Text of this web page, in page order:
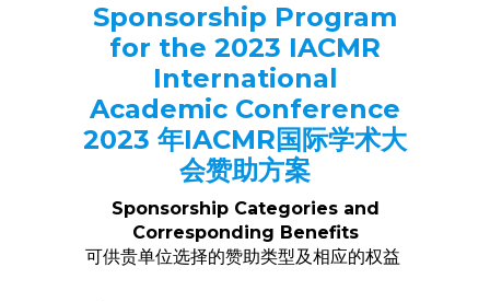
Sponsorship Program
for the 2023 IACMR
International
Academic Conference
2023 年IACMR国际学术大
会赞助方案
Sponsorship Categories and
Corresponding Benefits
可供贵单位选择的赞助类型及相应的权益